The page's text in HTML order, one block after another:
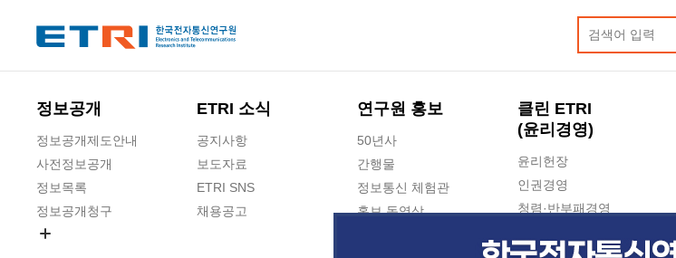
정보공개
정보공개제도안내
사전정보공개
정보목록
정보공개청구
ETRI 소식
공지사항
보도자료
ETRI SNS
채용공고
연구원 홍보
50년사
간행물
정보통신 체험관
홍보 동영상
클린 ETRI
(윤리경영)
윤리헌장
인권경영
청렴·반부패경영